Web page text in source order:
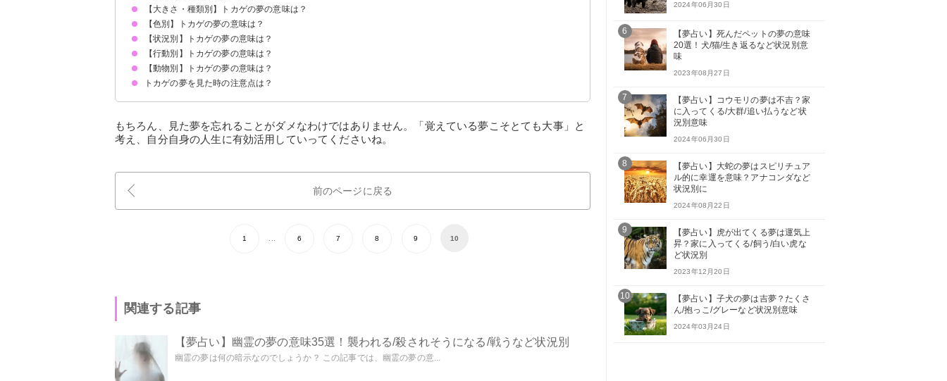
吉夢のトカゲの夢なら当たるかも
トカゲの夢を見て宝くじが当たった体験談
【大きさ・種類別】トカゲの夢の意味は？
大きいトカゲの夢【警告夢】
小さいトカゲの夢【吉夢】
赤ちゃんトカゲの夢【吉夢】
エリマキトカゲの夢【吉夢】
【色別】トカゲの夢の意味は？
白いトカゲの夢【吉夢】
黒いトカゲの夢【凶夢】
ピンクのトカゲの夢【吉夢】
赤いトカゲの夢【吉夢】
茶色いトカゲの夢【警告夢】
カラフルなトカゲの夢【吉夢】
【状況別】トカゲの夢の意味は？
トカゲに噛まれる夢【吉夢】
トカゲが死んでいる夢【吉夢】
たくさんのトカゲが出てくる夢【吉夢】
トカゲが走っている夢【吉夢】
トカゲに追いかけられる夢【警告夢】
トカゲが逃げる夢
トカゲが眠っている夢
トカゲが何かを食べている夢【吉夢】
【行動別】トカゲの夢の意味は？
トカゲを捕まえる夢【吉夢】
トカゲを追い出す夢【吉夢】
トカゲを踏む夢【警告夢】
トカゲを食べる夢【吉夢】
トカゲを退治する夢【吉夢】
トカゲを飼う夢【吉夢】
トカゲと喋る夢【吉夢】
トカゲになる夢【警告夢】
【動物別】トカゲの夢の意味は？
トカゲとヤモリの夢【吉夢】
トカゲと蛇の夢
トカゲと猫の夢【吉夢・凶夢】
トカゲと犬の夢【吉夢・凶夢】
トカゲの夢を見た時の注意点は？
もちろん、見た夢を忘れることがダメなわけではありません。「覚えている夢こそとても大事」と
考え、自分自身の人生に有効活用していってくださいね。
前のページに戻る
1 6 7 8 9 10
関連する記事
【夢占い】幽霊の夢の意味35選！襲われる/殺されそうになる/戦うなど状況別
幽霊の夢は何の暗示なのでしょうか？ この記事では、幽霊の夢の意...
2024年06月30日
6
【夢占い】死んだペットの夢の意味
20選！犬/猫/生き返るなど状況別意
味
2023年08月27日
7
【夢占い】コウモリの夢は不吉？家
に入ってくる/大群/追い払うなど状
況別意味
2024年06月30日
8
【夢占い】大蛇の夢はスピリチュア
ル的に幸運を意味？アナコンダなど
状況別に
2024年08月22日
9
【夢占い】虎が出てくる夢は運気上
昇？家に入ってくる/飼う/白い虎な
ど状況別
2023年12月20日
10
【夢占い】子犬の夢は吉夢？たくさ
ん/抱っこ/グレーなど状況別意味
2024年03月24日